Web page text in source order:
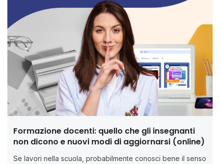
Formazione docenti: quello che gli insegnanti
non dicono e nuovi modi di aggiornarsi (online)
Se lavori nella scuola, probabilmente conosci bene il senso